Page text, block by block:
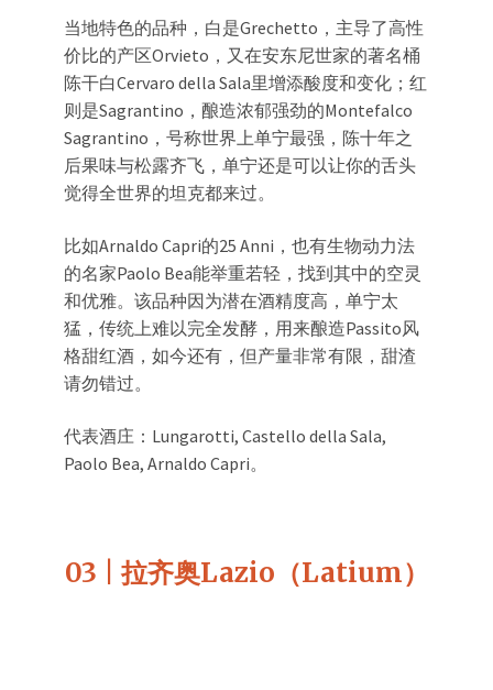
当地特色的品种，白是Grechetto，主导了高性
价比的产区Orvieto，又在安东尼世家的著名桶
陈干白Cervaro della Sala里增添酸度和变化；红
则是Sagrantino，酿造浓郁强劲的Montefalco
Sagrantino，号称世界上单宁最强，陈十年之
后果味与松露齐飞，单宁还是可以让你的舌头
觉得全世界的坦克都来过。
比如Arnaldo Capri的25 Anni，也有生物动力法
的名家Paolo Bea能举重若轻，找到其中的空灵
和优雅。该品种因为潜在酒精度高，单宁太
猛，传统上难以完全发酵，用来酿造Passito风
格甜红酒，如今还有，但产量非常有限，甜渣
请勿错过。
代表酒庄：Lungarotti, Castello della Sala,
Paolo Bea, Arnaldo Capri。
03 | 拉齐奥Lazio（Latium）